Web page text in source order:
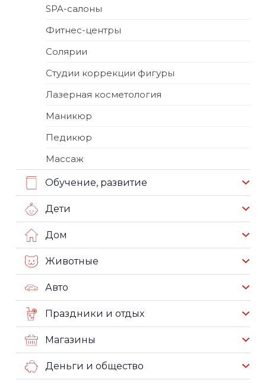
SPA-салоны
Фитнес-центры
Солярии
Студии коррекции фигуры
Лазерная косметология
Маникюр
Педикюр
Массаж
Обучение, развитие
Дети
Дом
Животные
Авто
Праздники и отдых
Магазины
Деньги и общество